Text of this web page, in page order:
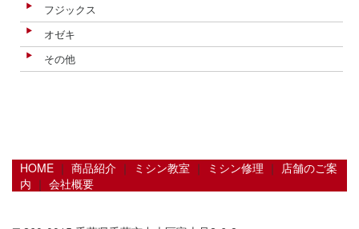
フジックス
オゼキ
その他
HOME ｜ 商品紹介 ｜ ミシン教室 ｜ ミシン修理 ｜ 店舗のご案
内 ｜ 会社概要